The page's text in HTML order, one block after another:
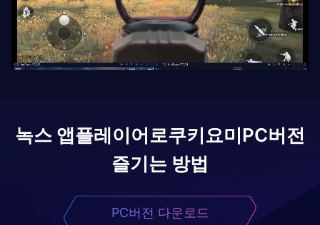
녹스 앱플레이어로쿠키요미PC버전
즐기는 방법
PC버전 다운로드